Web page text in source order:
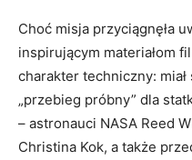
Choć misja przyciągnęła
inspirującym materiałom
charakter techniczny:
„przebieg próbny” dla
– astronauci NASA Reed
Christina Kok, a także